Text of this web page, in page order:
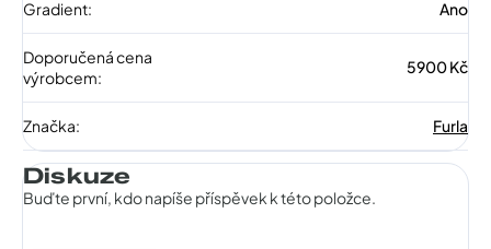
Gradient: Ano
Doporučená cena
výrobcem:
5900 Kč
Značka: Furla
Diskuze
Buďte první, kdo napíše příspěvek k této položce.